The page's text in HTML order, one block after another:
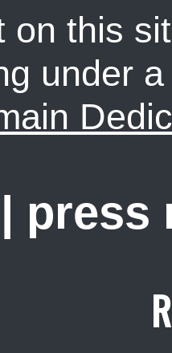
on this
under
| press